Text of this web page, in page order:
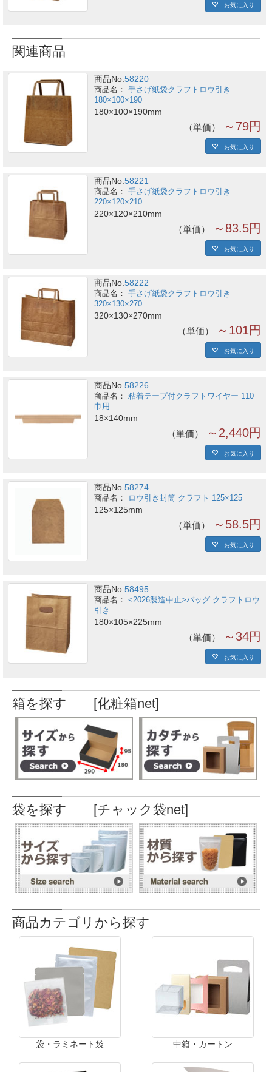
お気に入り
関連商品
商品No.58220
手さげ紙袋クラフトロウ引き
180×100×190
180×100×190mm
単価 ～79円
お気に入り
商品No.58221
手さげ紙袋クラフトロウ引き
220×120×210
220×120×210mm
単価 ～83.5円
お気に入り
商品No.58222
手さげ紙袋クラフトロウ引き
320×130×270
320×130×270mm
単価 ～101円
お気に入り
商品No.58226
粘着テープ付クラフトワイヤー 110
巾用
18×140mm
単価 ～2,440円
お気に入り
商品No.58274
ロウ引き封筒 クラフト 125×125
125×125mm
単価 ～58.5円
お気に入り
商品No.58495
<2026製造中止>バッグ クラフトロウ
引き
180×105×225mm
単価 ～34円
お気に入り
箱を探す [化粧箱net]
袋を探す [チャック袋net]
商品カテゴリから探す
袋・ラミネート袋 中箱・カートン